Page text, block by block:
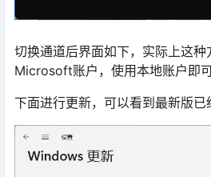
切换通道后界面如下，实际上这
Microsoft账户，使用本地账户即可
下面进行更新，可以看到最新版已